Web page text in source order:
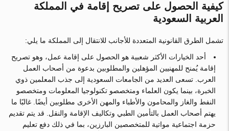
كيفية الحصول على تصريح إقامة في المملكة
العربية السعودية
تشمل الطرق القانونية المتعددة للأجانب للانتقال إلى المملكة ما يلي:
أحد الخيارات الأكثر شعبية هو الحصول على إقامة عمل، وهو تصريح
إقامة يُمنح للمهنيين المؤهلين والمطلوبين بدعوة من أصحاب العمل
العرب. تسعى العديد من الجامعات السعودية إلى جذب المعلمين ذوي
الخبرة، بينما يكون العلماء ومتخصصو تكنولوجيا المعلومات ومتخصصو
النفط والغاز والمحامون والأطباء والمهن الأخرى مطلوبين أيضًا. غالبًا ما
يهتم أصحاب العمل بالتأمين الطبي وتكاليف الإقامة والنقل. قد يتم تقديم
حزمة اجتماعية مواتية للمتخصصين البارزين، بما في ذلك دفع تعليم